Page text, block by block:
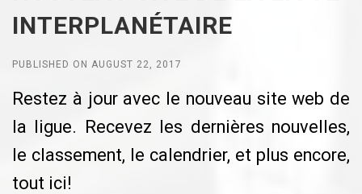
construction :-) Nous sommes aussi en
pourparler avec un lunettier de la région :-))
Bonne saison et amusons-nous!!!
Pour qu'on ait une belle saison, apportez
vos idées et vos commentaires à cette
réunion. Ce sont les joueurs et l'équilibre
des équipes qui font que ça sera plaisant
de jouer au hockey.
Au plaisir de se voir en très grand nombre
INTERPLANÉTAIRE
PUBLISHED ON AUGUST 22, 2017
Restez à jour avec le nouveau site web de
la ligue. Recevez les dernières nouvelles,
le classement, le calendrier, et plus encore,
tout ici!